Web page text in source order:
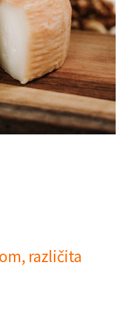
različita